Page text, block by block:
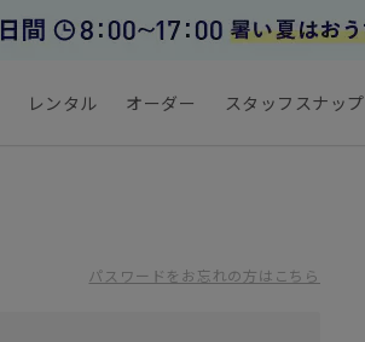
レンタル オーダー スタッフスナップ
パスワードをお忘れの方はこちら